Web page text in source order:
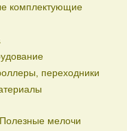
комплектующие
переходники
мелочи